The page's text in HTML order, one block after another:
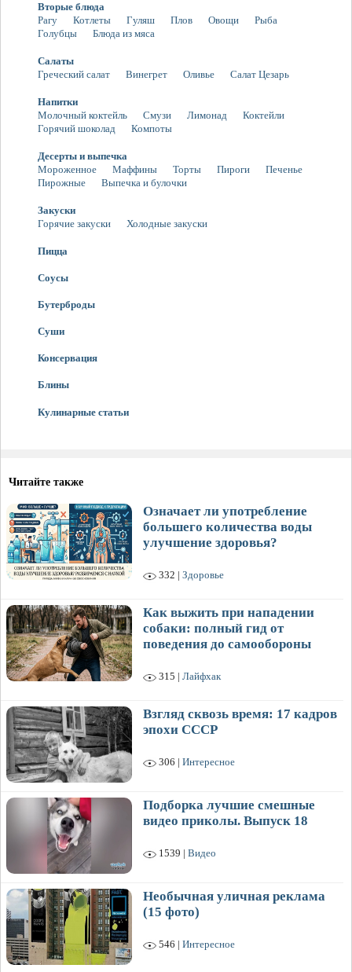
Вторые блюда
Рагу
Котлеты Гуляш Плов Овощи
Рыба
Голубцы
Блюда из мяса
Салаты
Греческий салат
Винегрет Оливье Салат Цезарь
Напитки
Молочный коктейль
Смузи Лимонад
Коктейли
Горячий шоколад
Компоты
Десерты и выпечка
Мороженное
Маффины Торты Пироги
Печенье
Пирожные
Выпечка и булочки
Закуски
Горячие закуски
Холодные закуски
Пицца
Соусы
Бутерброды
Суши
Консервация
Блины
Кулинарные статьи
Читайте также
Означает ли употребление
большего количества воды
улучшение здоровья?
332 | Здоровье
Как выжить при нападении
собаки: полный гид от
поведения до самообороны
315 | Лайфхак
Взгляд сквозь время: 17 кадров
эпохи СССР
306 | Интересное
Подборка лучшие смешные
видео приколы. Выпуск 18
1539 | Видео
Необычная уличная реклама
(15 фото)
546 | Интересное